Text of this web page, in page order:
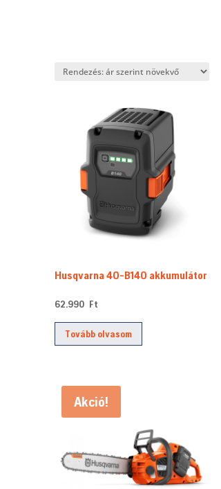
Husqvarna 40-B140 akkumulátor
62.990 Ft
Tovább olvasom
Akció!